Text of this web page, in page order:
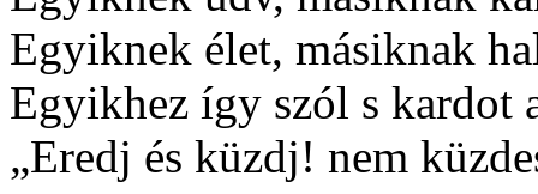
Egyiknek élet, másiknak
Egyikhez így szól s kardot
„Eredj és küzdj! nem